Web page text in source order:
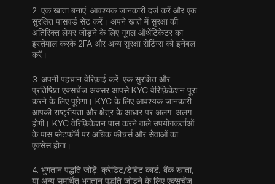
2. एक खाता बनाएं: आवश्यक जानकारी दर्ज करें और एक
सुरक्षित पासवर्ड सेट करें। अपने खाते में सुरक्षा की
अतिरिक्त लेयर जोड़ने के लिए गूगल ऑथेंटिकेटर का
इस्तेमाल करके 2FA और अन्य सुरक्षा सेटिंग्स को इनेबल
करें।
3. अपनी पहचान वेरिफ़ाई करें: एक सुरक्षित और
प्रतिष्ठित एक्सचेंज अक्सर आपसेKYC वेरिफ़िकेशन पूरा
करने के लिए पूछेगा। KYC के लिए आवश्यक जानकारी
आपकी राष्ट्रीयता और क्षेत्र के आधार पर अलग-अलग
होगी। KYC वेरिफ़िकेशन पास करने वाले उपयोगकर्ताओं
के पास प्लेटफॉर्म पर अधिक फ़ीचर्स और सेवाओं का
एक्सेस होगा।
4. भुगतान पद्धति जोड़ें: क्रेडिट/डेबिट कार्ड, बैंक खाता,
या अन्य समर्थित भुगतान पद्धति जोड़ने के लिए एक्सचेंज